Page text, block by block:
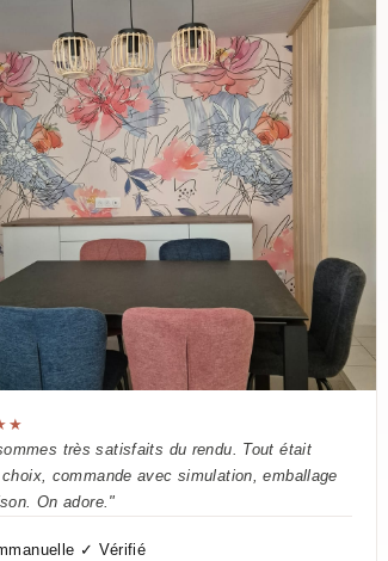
très satisfaits du rendu. Tout était
commande avec simulation, emballage
On adore."
✓ Vérifié